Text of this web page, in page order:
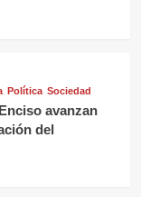
Política Sociedad
avanzan
del